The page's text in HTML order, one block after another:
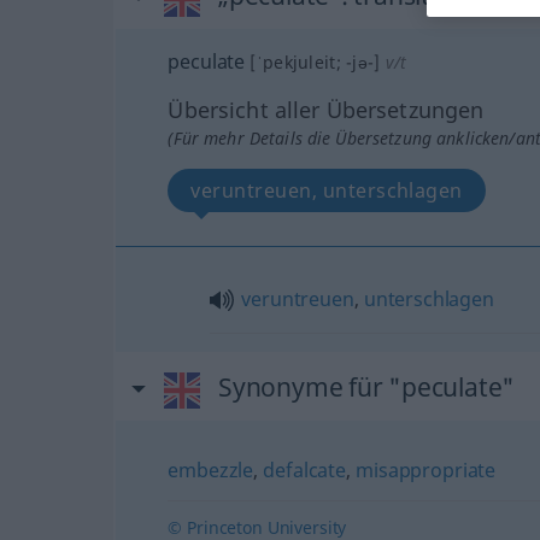
peculate [ˈpekjuleit; -jə-] v/t
Übersicht aller Übersetzungen
(Für mehr Details die Übersetzung anklicken/
veruntreuen, unterschlagen
veruntreuen, unterschlagen
Synonyme für "peculate"
embezzle, defalcate, misappropriate
© Princeton University